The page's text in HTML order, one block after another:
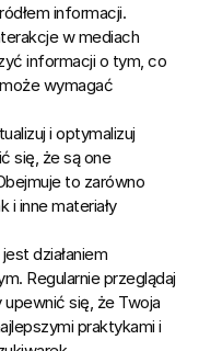
informacji.
w mediach
informacji o tym, co
wymagać
i optymalizuj
się, że są one
to zarówno
i inne materiały
działaniem
Regularnie przeglądaj
upewnić się, że Twoja
praktykami i